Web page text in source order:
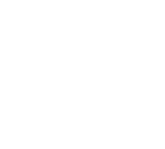
當然，要將指數降到這
就是要平衡藥效與安全
固醇藥物，儘量減少單一